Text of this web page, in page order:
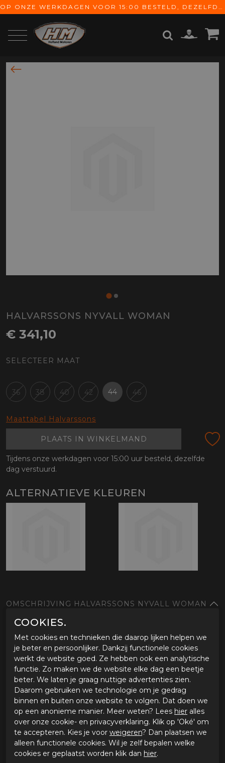
OP ONZE WERKDAGEN VOOR 15:00 BESTELD, DEZELFDE DAG VERZONDEN! GRATIS VERZENDING VANAF € 65,-
HALVARSSONS NYVALL WOMAN
€ 341,10
SELECTEER MAAT
36 38 40 42 44 46
Maattabel Halvarssons
PLAATS IN WINKELMAND
Tijdens onze werkdagen voor 15:00 uur besteld, dezelfde
dag verstuurd.
ALTERNATIEVE KLEUREN
OMSCHRIJVING HALVARSSONS NYVALL WOMAN
Eigenschappen Halvarssons Nyvall
Type rijder
Klassieke all-season motorjas voor dames
Soepel vallende lederen jas voor de chopper/retro rijder
CE gecertificeerd tot klasse AA
Buitenlaag en protectie
Vintage geitenleder
Verstevigend High-Art op de schouders en ellebogen
Verstelbare CE level 2 schouder- en
elleboogprotectoren
Drievoudige naden op blootgestelde delen
Comfort
COOKIES.
Met cookies en technieken die daarop lijken helpen we
je beter en persoonlijker. Dankzij functionele cookies
werkt de website goed. Ze hebben ook een analytische
functie. Zo maken we de website elke dag een beetje
beter. We laten je graag nuttige advertenties zien.
Daarom gebruiken we technologie om je gedrag
binnen en buiten onze website te volgen. Dat doen we
op een anonieme manier. Meer weten? Lees hier alles
over onze cookie- en privacyverklaring. Klik op 'Oké' om
te accepteren. Kies je voor weigeren? Dan plaatsen we
alleen functionele cookies. Wil je zelf bepalen welke
cookies er geplaatst worden klik dan hier.